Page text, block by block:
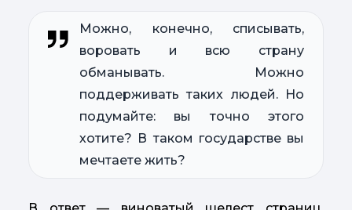
Можно, конечно, списывать,
воровать и всю страну
обманывать. Можно
поддерживать таких людей. Но
подумайте: вы точно этого
хотите? В таком государстве вы
мечтаете жить?